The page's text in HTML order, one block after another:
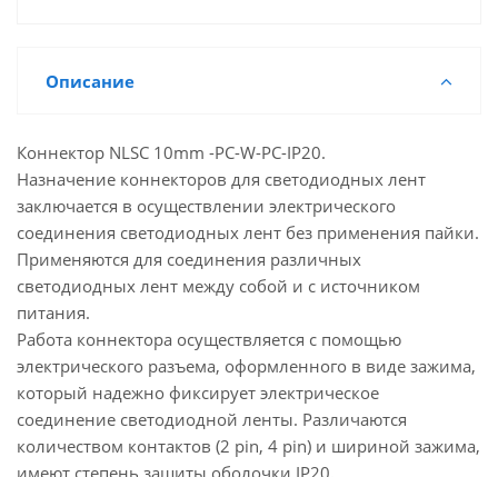
Описание
Кoннектор NLSC 10mm -PC-W-PC-IP20.
Назначение коннекторов для светодиодных лент
заключается в осуществлении электрического
соединения светодиодных лент без применения пайки.
Применяются для соединения различных
светодиодных лент между собой и с источником
питания.
Работа коннектора осуществляется с помощью
электрического разъема, оформленного в виде зажима,
который надежно фиксирует электрическое
соединение светодиодной ленты. Различаются
количеством контактов (2 pin, 4 pin) и шириной зажима,
имеют степень защиты оболочки IP20.